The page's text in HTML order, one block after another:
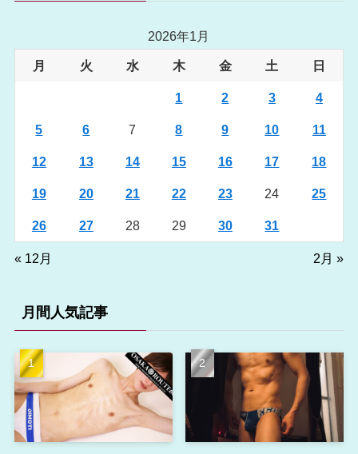
2026年1月
月 火 水 木 金 土 日
1 2 3 4
5 6 7 8 9 10 11
12 13 14 15 16 17 18
19 20 21 22 23 24 25
26 27 28 29 30 31
« 12月 2月 »
月間人気記事